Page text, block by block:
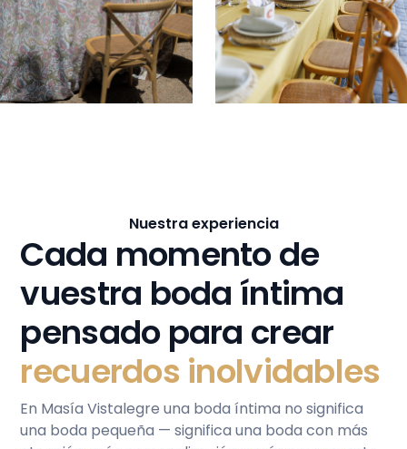
Nuestra experiencia
Cada momento de
vuestra boda íntima
pensado para crear
recuerdos inolvidables
En Masía Vistalegre una boda íntima no significa
una boda pequeña — significa una boda con más